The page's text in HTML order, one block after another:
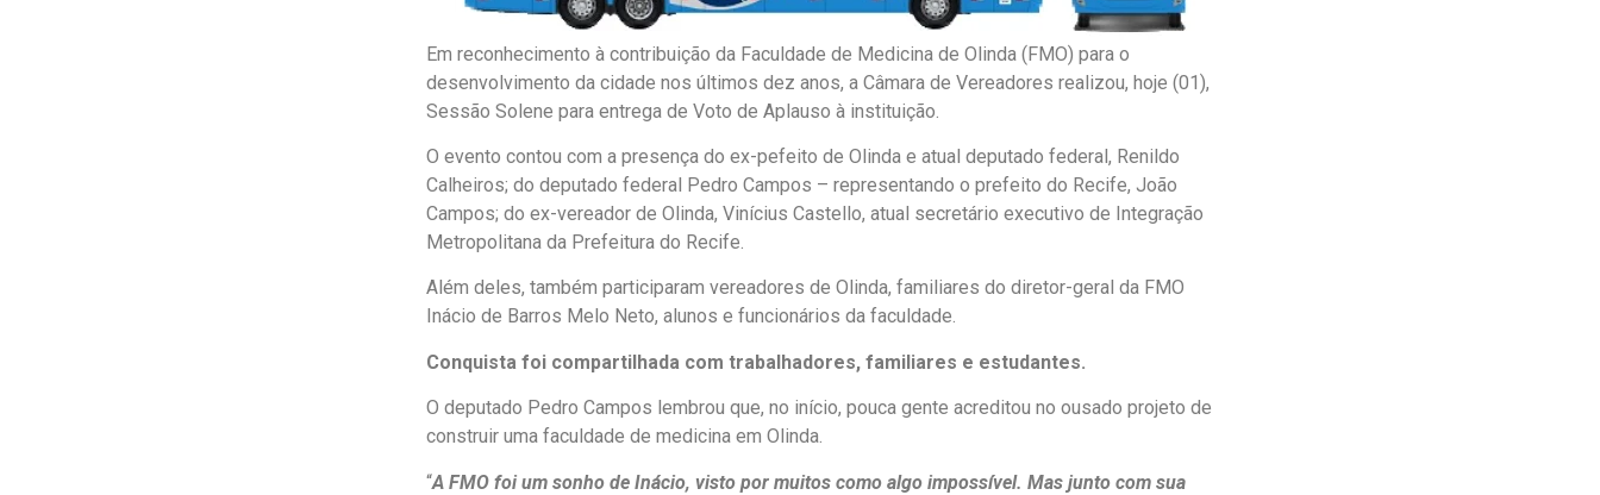
Em reconhecimento à contribuição da Faculdade de Medicina de Olinda (FMO) para o
desenvolvimento da cidade nos últimos dez anos, a Câmara de Vereadores realizou, hoje (01),
Sessão Solene para entrega de Voto de Aplauso à instituição.
O evento contou com a presença do ex-pefeito de Olinda e atual deputado federal, Renildo
Calheiros; do deputado federal Pedro Campos – representando o prefeito do Recife, João
Campos; do ex-vereador de Olinda, Vinícius Castello, atual secretário executivo de Integração
Metropolitana da Prefeitura do Recife.
Além deles, também participaram vereadores de Olinda, familiares do diretor-geral da FMO
Inácio de Barros Melo Neto, alunos e funcionários da faculdade.
Conquista foi compartilhada com trabalhadores, familiares e estudantes.
O deputado Pedro Campos lembrou que, no início, pouca gente acreditou no ousado projeto de
construir uma faculdade de medicina em Olinda.
“A FMO foi um sonho de Inácio, visto por muitos como algo impossível. Mas junto com sua